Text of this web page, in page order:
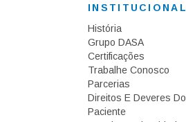
INSTITUCIONAL
História
Grupo DASA
Certificações
TRabalhe Conosco
Parcerias
Direitos E Deveres Do
Paciente